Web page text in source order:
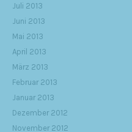
Juli 2013
Juni 2013
Mai 2013
April 2013
März 2013
Februar 2013
Januar 2013
Dezember 2012
November 2012